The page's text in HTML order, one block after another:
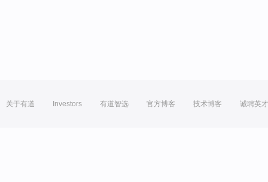
关于有道 Investors 有道智选 官方博客 技术博客 诚聘英才